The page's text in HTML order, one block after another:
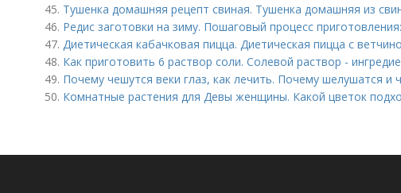
45. Тушенка домашняя рецепт свиная. Тушенка домашняя из
46. Редис заготовки на зиму. Пошаговый процесс приготовления:
47. Диетическая кабачковая пицца. Диетическая пицца с
48. Как приготовить 6 раствор соли. Солевой раствор -
49. Почему чешутся веки глаз, как лечить. Почему шелушатся и
50. Комнатные растения для Девы женщины. Какой цветок